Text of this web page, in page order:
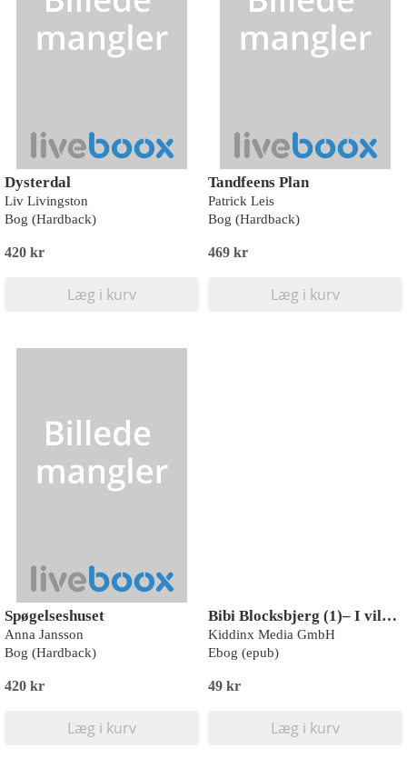
Dysterdal
Liv Livingston
Bog (Hardback)
420 kr
Læg i kurv
Tandfeens Plan
Patrick Leis
Bog (Hardback)
469 kr
Læg i kurv
Spøgelseshuset
Anna Jansson
Bog (Hardback)
420 kr
Læg i kurv
Bibi Blocksbjerg (1)– I vildheksenes dal
Kiddinx Media GmbH
Ebog (epub)
49 kr
Læg i kurv